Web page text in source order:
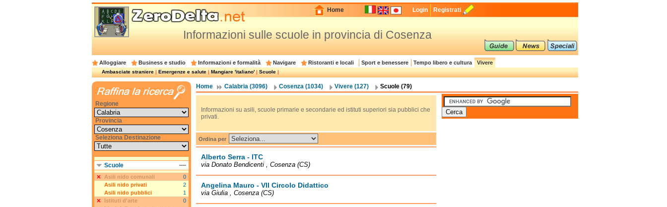
Home Login Registrati
Informazioni sulle scuole in provincia di Cosenza
Alloggiare Business e studio Informazioni e formalità Navigare Ristoranti e locali Sport e benessere Tempo libero e cultura Vivere
Ambasciate straniere|Emergenze e salute|Mangiare 'italiano'|Scuole|
Home Calabria (3096) Cosenza (1034) Vivere (127) Scuole (79)
Informazioni su asili, scuole primarie e secondarie ed istituti superiori sia pubblici che
privati.
Ordina per
Alberto Serra - ITC
via Donato Bendicenti , Cosenza (CS)
Angelina Mauro - VII Circolo Didattico
via Giulia , Cosenza (CS)
Regione
Provincia
Seleziona Destinazione
Scuole
Asili nido comunali
0
Asili nido privati
2
Asili nido pubblici
1
Istituti d'arte
0